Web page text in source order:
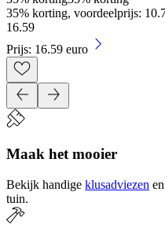
35% korting, voordeelprijs:
16.59
Prijs: 16.59 euro
Maak het mooier
Bekijk handige klusadviezen en
tuin.